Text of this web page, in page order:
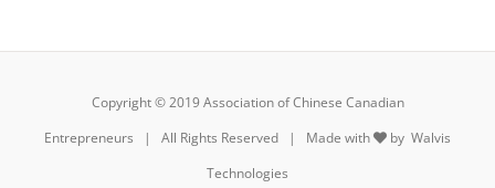
Copyright © 2019 Association of Chinese Canadian
Entrepreneurs | All Rights Reserved | Made with
by Walvis
Technologies